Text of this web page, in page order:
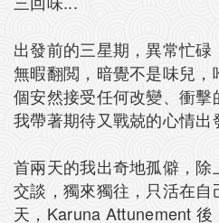
出發前的三星期，異常忙
無暇翻閲，暗覺不是味兒
個安然接受任何改變、衝
我帶著期待又戰兢的心情出
首兩天的我出奇地孤僻，除
交談，獨來獨往，只活在
天，Karuna Attunement